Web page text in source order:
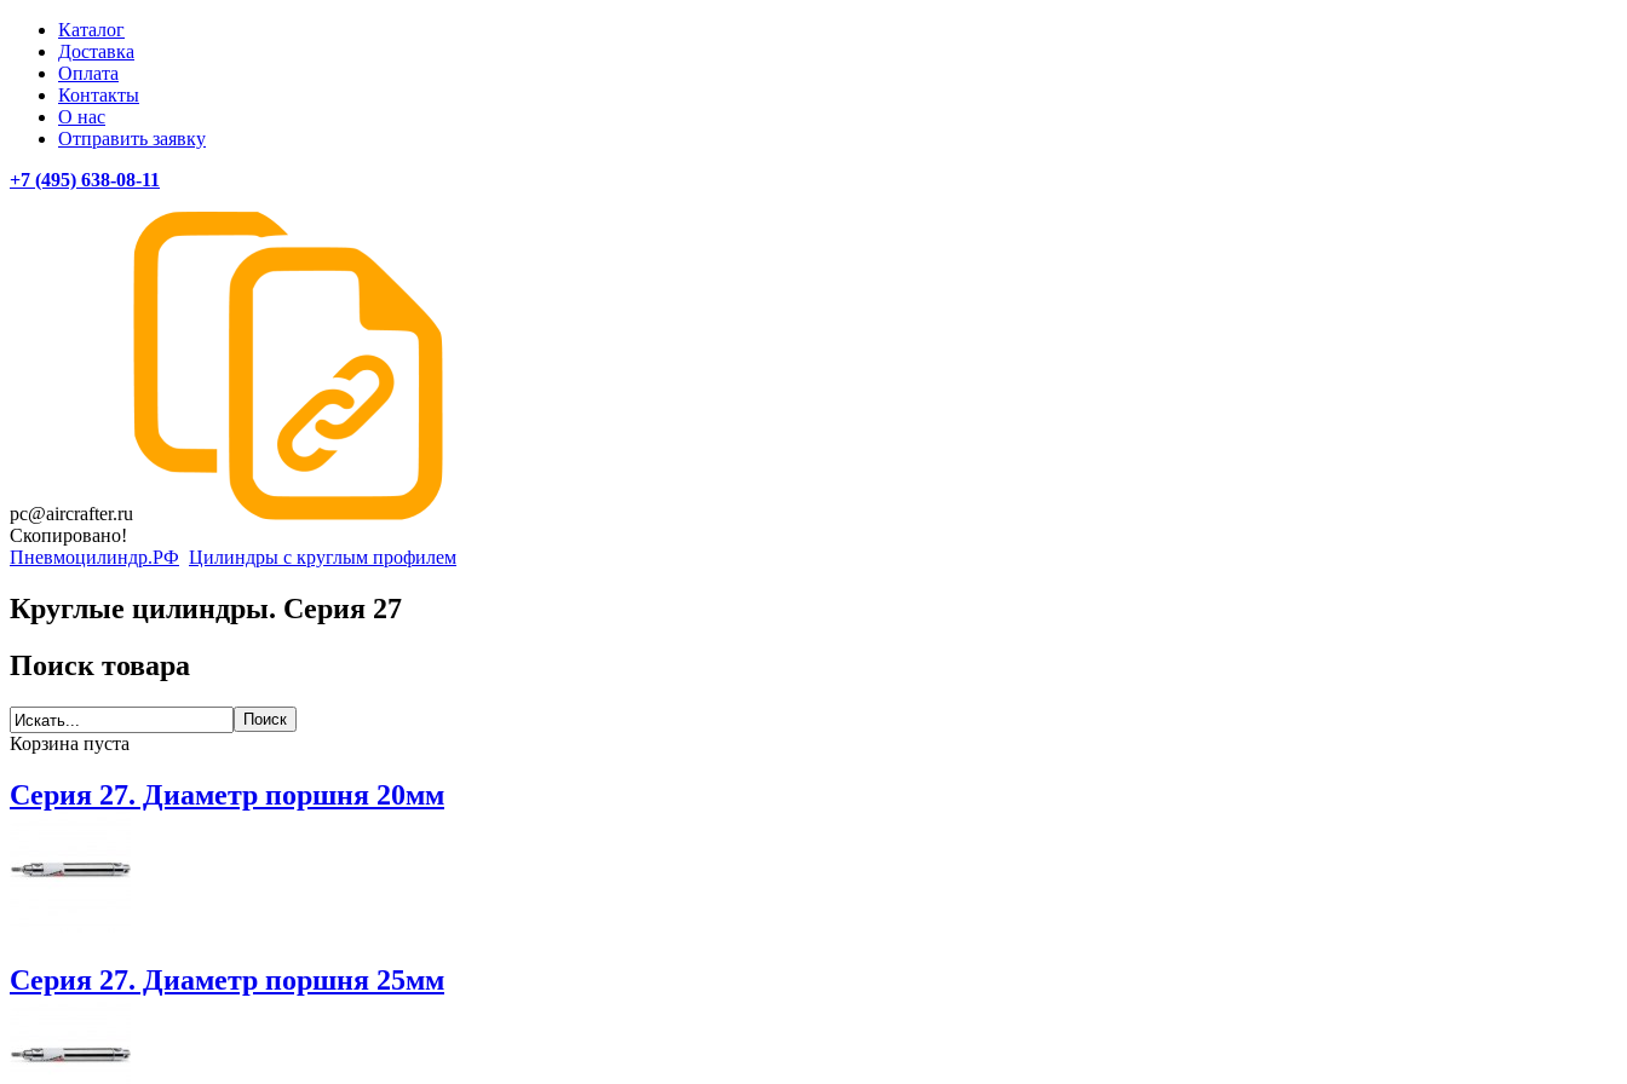
Каталог
Доставка
Оплата
Контакты
О нас
Отправить заявку
+7 (495) 638-08-11
pc@aircrafter.ru
Скопировано!
Пневмоцилиндр.РФ Цилиндры с круглым профилем
Круглые цилиндры. Серия 27
Поиск товара
Корзина пуста
Серия 27. Диаметр поршня 20мм
Серия 27. Диаметр поршня 25мм